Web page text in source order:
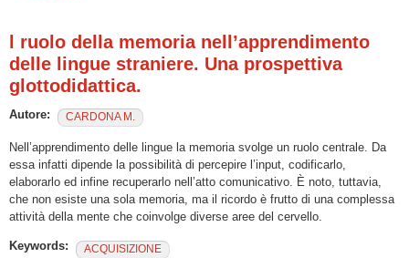
l ruolo della memoria nell’apprendimento
delle lingue straniere. Una prospettiva
glottodidattica.
Autore: CARDONA M.
Nell’apprendimento delle lingue la memoria svolge un ruolo centrale. Da
essa infatti dipende la possibilità di percepire l’input, codificarlo,
elaborarlo ed infine recuperarlo nell’atto comunicativo. È noto, tuttavia,
che non esiste una sola memoria, ma il ricordo è frutto di una complessa
attività della mente che coinvolge diverse aree del cervello.
Keywords: ACQUISIZIONE